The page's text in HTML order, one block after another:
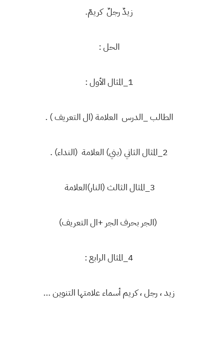
زيدٌ رجلٌ كريمٌ.
الحل :
1_المثال الأول :
الطالب _الدرس العلامة (ال التعريف ) .
2_المثال الثاني (بني) العلامة (النداء) .
3_المثال الثالث (النار)العلامة
(الجر بحرف الجر +ال التعريف)
4_المثال الرابع :
زيد ، رجل ، كريم أسماء علامتها التنوين ...